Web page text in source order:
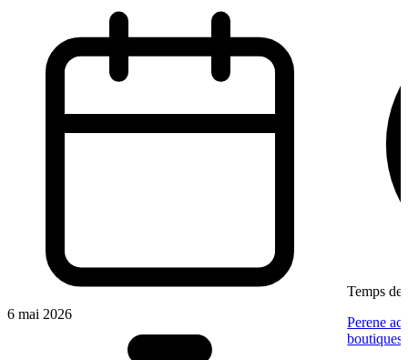
6 mai 2026
Temps de
Perene
boutiques